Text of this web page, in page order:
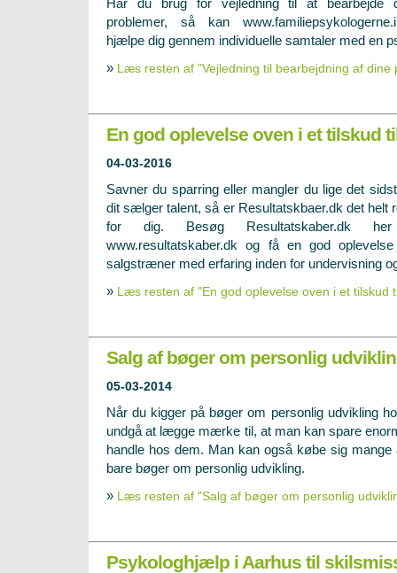
Har du brug for vejledning til at bearbejde
problemer, så kan
hjælpe dig gennem individuelle samtaler med en
» Læs resten af "Vejledning til bearbejdning af dine
En god oplevelse oven i et tilskud
04-03-2016
Savner du sparring eller mangler du lige det
dit sælger talent, så er Resultatskbaer.dk det helt
for dig. Besøg Resultatskaber.dk
www.resultatskaber.dk og få en god
salgstræner med erfaring inden for undervisning
» Læs resten af "En god oplevelse oven i et tilskud
Salg af bøger om personlig
05-03-2014
Når du kigger på bøger om personlig udvikling
undgå at lægge mærke til, at man kan spare
handle hos dem. Man kan også købe sig
bare bøger om personlig udvikling.
» Læs resten af "Salg af bøger om personlig
Psykologhjælp i Aarhus til